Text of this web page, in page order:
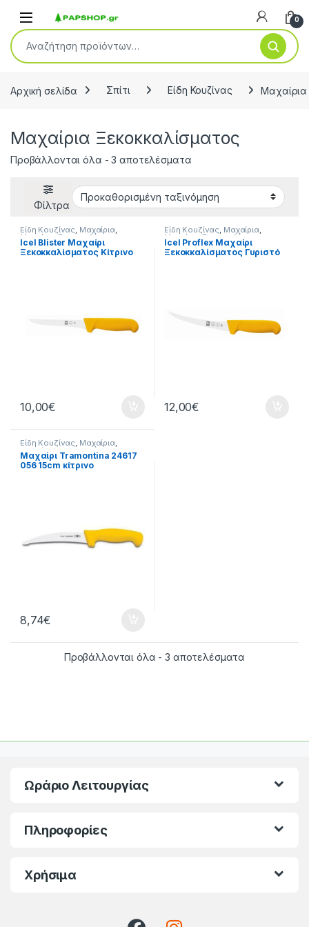
Open 0
Αναζήτηση για:
Αρχική σελίδα Σπίτι Είδη Κουζίνας Μαχαίρια
Μαχαίρια Ξεκοκκαλίσματος
Προβάλλονται όλα - 3 αποτελέσματα
Φίλτρα
Είδη Κουζίνας, Μαχαίρια,
Μαχαίρια Ξεκοκκαλίσματος
Σπίτι
Icel Blister Μαχαίρι
Ξεκοκκαλίσματος Κίτρινο
10,00€
Είδη Κουζίνας, Μαχαίρια,
Μαχαίρια Ξεκοκκαλίσματος
Σπίτι
Icel Proflex Μαχαίρι
Ξεκοκκαλίσματος Γυριστό
12,00€
Είδη Κουζίνας, Μαχαίρια,
Μαχαίρια Ξεκοκκαλίσματος,
Σπίτι
Μαχαίρι Tramontina 24617
056 15cm κίτρινο
8,74€
Προβάλλονται όλα - 3 αποτελέσματα
Ωράριο Λειτουργίας
Πληροφορίες
Χρήσιμα